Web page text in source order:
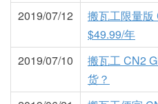
2019/07/12
搬瓦工限量版
$49.99/年
2019/07/10
搬瓦工 CN2
货？